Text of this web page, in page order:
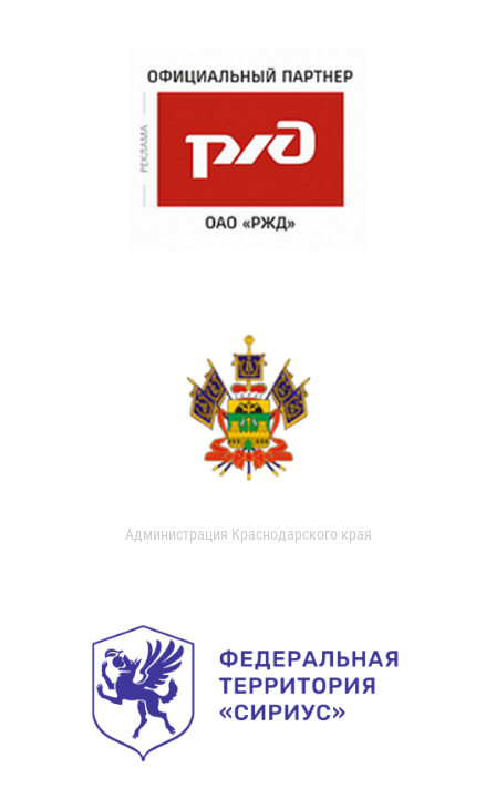
Администрация Краснодарского края